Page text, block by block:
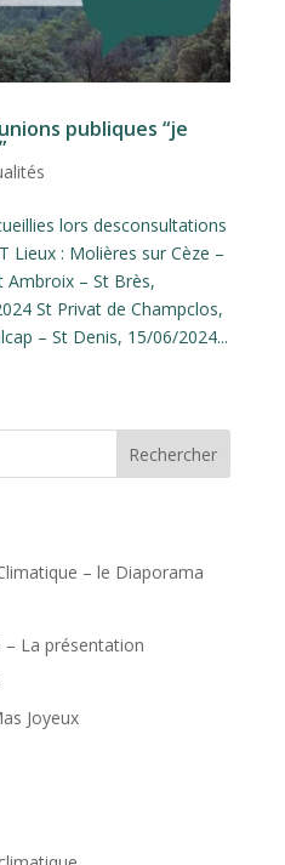
publiques “je
lors desconsultations
Lieux : Molières sur Cèze –
Ambroix – St Brès,
St Privat de Champclos,
– St Denis, 15/06/2024...
Rechercher
– le Diaporama
– La présentation
Joyeux